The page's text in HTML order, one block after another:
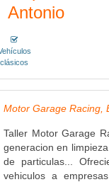
Antonio
clásicos
Motor Garage Racing,
Taller Motor Garage
generacion en
de particulas...
vehiculos a